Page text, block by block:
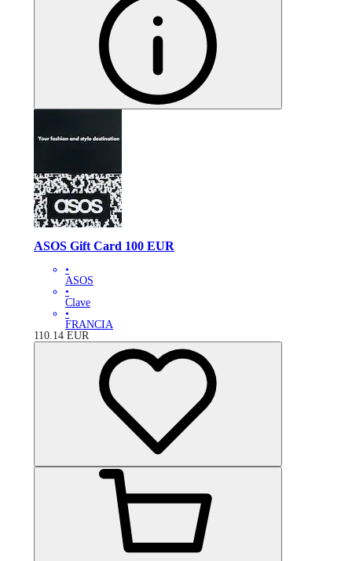
ASOS Gift Card 100 EUR
•
ASOS
•
Clave
•
FRANCIA
110.14 EUR